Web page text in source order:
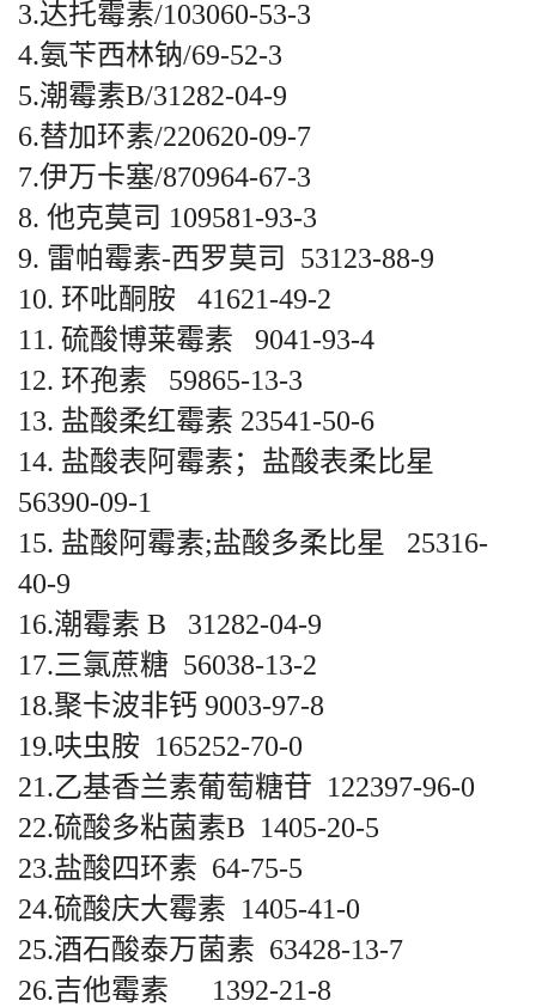
3.达托霉素/103060-53-3
4.氨苄西林钠/69-52-3
5.潮霉素B/31282-04-9
6.替加环素/220620-09-7
7.伊万卡塞/870964-67-3
8. 他克莫司 109581-93-3
9. 雷帕霉素-西罗莫司 53123-88-9
10. 环吡酮胺 41621-49-2
11. 硫酸博莱霉素 9041-93-4
12. 环孢素 59865-13-3
13. 盐酸柔红霉素 23541-50-6
14. 盐酸表阿霉素；盐酸表柔比星
56390-09-1
15. 盐酸阿霉素;盐酸多柔比星 25316-
40-9
16.潮霉素 B 31282-04-9
17.三氯蔗糖 56038-13-2
18.聚卡波非钙 9003-97-8
19.呋虫胺 165252-70-0
21.乙基香兰素葡萄糖苷 122397-96-0
22.硫酸多粘菌素B 1405-20-5
23.盐酸四环素 64-75-5
24.硫酸庆大霉素 1405-41-0
25.酒石酸泰万菌素 63428-13-7
26.吉他霉素 1392-21-8